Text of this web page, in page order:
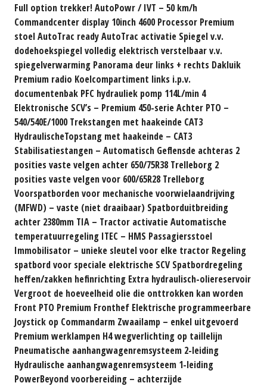
Full option trekker! AutoPowr / IVT – 50 km/h
Commandcenter display 10inch 4600 Processor Premium
stoel AutoTrac ready AutoTrac activatie Spiegel v.v.
dodehoekspiegel volledig elektrisch verstelbaar v.v.
spiegelverwarming Panorama deur links + rechts Dakluik
Premium radio Koelcompartiment links i.p.v.
documentenbak PFC hydrauliek pomp 114L/min 4
Elektronische SCV’s – Premium 450-serie Achter PTO –
540/540E/1000 Trekstangen met haakeinde CAT3
HydraulischeTopstang met haakeinde – CAT3
Stabilisatiestangen – Automatisch Geflensde achteras 2
posities vaste velgen achter 650/75R38 Trelleborg 2
posities vaste velgen voor 600/65R28 Trelleborg
Voorspatborden voor mechanische voorwielaandrijving
(MFWD) – vaste (niet draaibaar) Spatborduitbreiding
achter 2380mm TIA – Tractor activatie Automatische
temperatuurregeling ITEC – HMS Passagiersstoel
Immobilisator – unieke sleutel voor elke tractor Regeling
spatbord voor speciale elektrische SCV Spatbordregeling
heffen/zakken hefinrichting Extra hydraulisch-oliereservoir
Vergroot de hoeveelheid olie die onttrokken kan worden
Front PTO Premium Fronthef Elektrische programmeerbare
Joystick op Commandarm Zwaailamp – enkel uitgevoerd
Premium werklampen H4 wegverlichting op taillelijn
Pneumatische aanhangwagenremsysteem 2-leiding
Hydraulische aanhangwagenremsysteem 1-leiding
PowerBeyond voorbereiding – achterzijde